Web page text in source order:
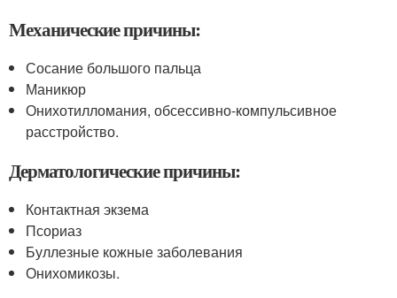
Механические причины:
Сосание большого пальца
Маникюр
Онихотилломания, обсессивно-компульсивное
расстройство.
Дерматологические причины:
Контактная экзема
Псориаз
Буллезные кожные заболевания
Онихомикозы.